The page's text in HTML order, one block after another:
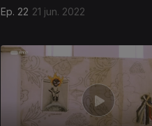
Ep. 22 21 jun. 2022